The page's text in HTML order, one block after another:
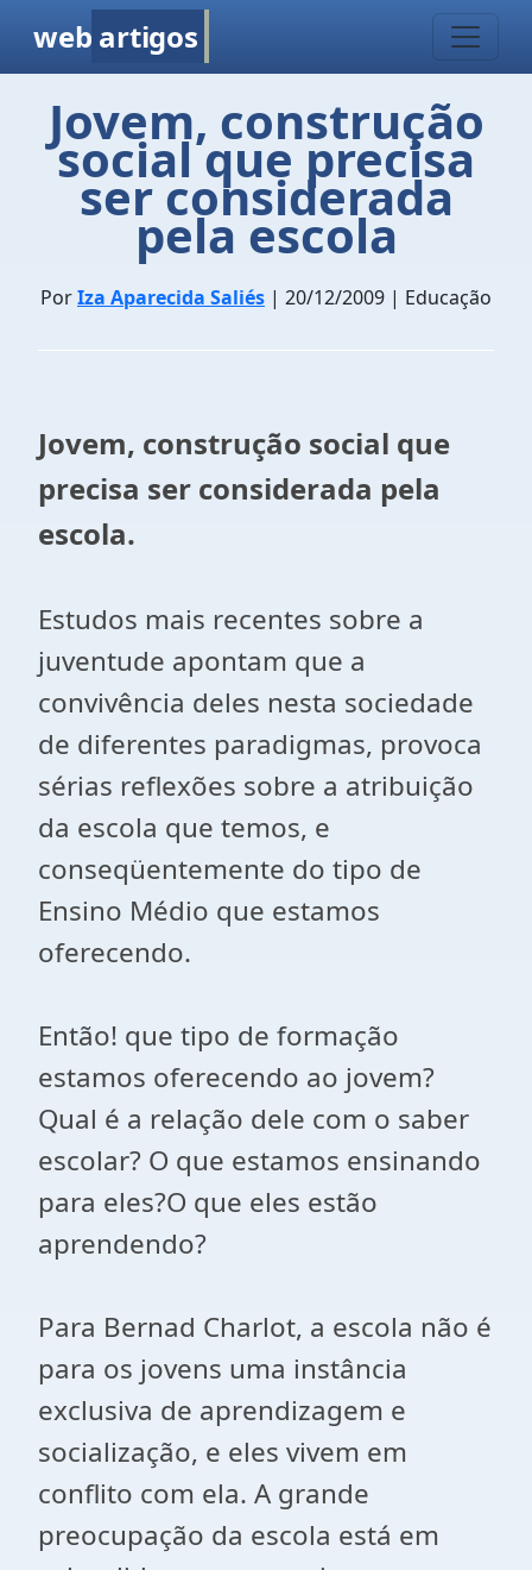
web artigos
Jovem, construção
social que precisa
ser considerada
pela escola
PorIza Aparecida Saliés | 20/12/2009 | Educação
Jovem, construção social que
precisa ser considerada pela
escola.
Estudos mais recentes sobre a
juventude apontam que a
convivência deles nesta sociedade
de diferentes paradigmas, provoca
sérias reflexões sobre a atribuição
da escola que temos, e
conseqüentemente do tipo de
Ensino Médio que estamos
oferecendo.
Então! que tipo de formação
estamos oferecendo ao jovem?
Qual é a relação dele com o saber
escolar? O que estamos ensinando
para eles?O que eles estão
aprendendo?
Para Bernad Charlot, a escola não é
para os jovens uma instância
exclusiva de aprendizagem e
socialização, e eles vivem em
conflito com ela. A grande
preocupação da escola está em